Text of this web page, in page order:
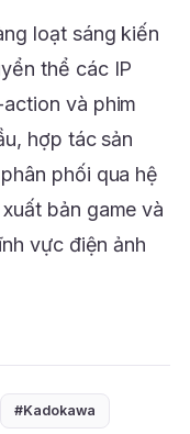
loạt sáng kiến
thể các IP
và phim
hợp tác sản
phối qua hệ
bản game và
vực điện ảnh
#Kadokawa